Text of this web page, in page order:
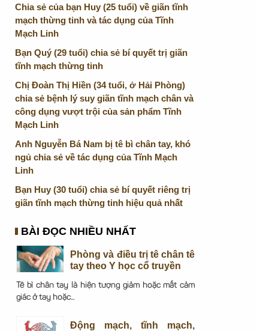
Chia sẻ của bạn Huy (25 tuổi) về giãn tĩnh
mạch thừng tinh và tác dụng của Tĩnh
Mạch Linh
Bạn Quý (29 tuổi) chia sẻ bí quyết trị giãn
tĩnh mạch thừng tinh
Chị Đoàn Thị Hiền (34 tuổi, ở Hải Phòng)
chia sẻ bệnh lý suy giãn tĩnh mạch chân và
công dụng vượt trội của sản phẩm Tĩnh
Mạch Linh
Anh Nguyễn Bá Nam bị tê bì chân tay, khó
ngủ chia sẻ về tác dụng của Tĩnh Mạch
Linh
Bạn Huy (30 tuổi) chia sẻ bí quyết riêng trị
giãn tĩnh mạch thừng tinh hiệu quả nhất
BÀI ĐỌC NHIỀU NHẤT
Phòng và điều trị tê chân tê
tay theo Y học cổ truyền
Tê bì chân tay là hiện tượng giảm hoặc mất cảm
giác ở tay hoặc...
Động mạch, tĩnh mạch,